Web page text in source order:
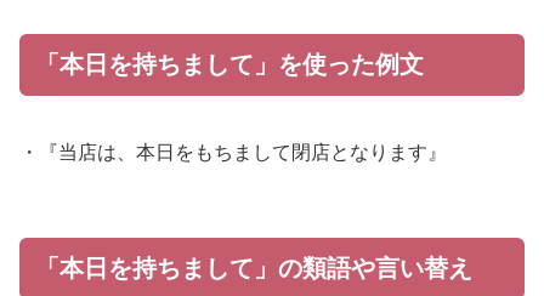
「本日を持ちまして」を使った例文
・『当店は、本日をもちまして閉店となります』
「本日を持ちまして」の類語や言い替え